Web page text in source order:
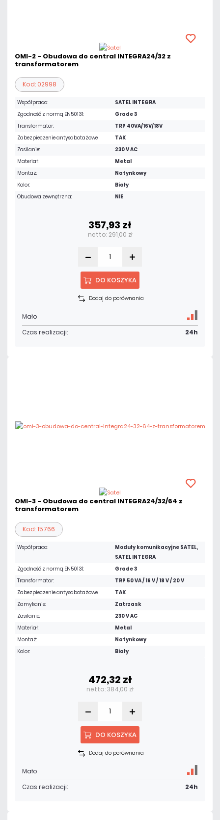
OMI-2 - Obudowa do central INTEGRA24/32 z
transformatorem
Kod: 02998
Współpraca:
SATEL INTEGRA
Zgodność z normą EN50131:
Grade 3
Transformator:
TRP 40VA/16V/18V
Zabezpieczenie antysabotażowe:
TAK
Zasilanie:
230 V AC
Materiał:
Metal
Montaż:
Natynkowy
Kolor:
Biały
Obudowa zewnętrzna:
NIE
357,93 zł
netto: 291,00 zł
DO KOSZYKA
Dodaj do porównania
Mało
Czas realizacji:
24h
OMI-3 - Obudowa do central INTEGRA24/32/64 z
transformatorem
Kod: 15766
Współpraca:
Moduły komunikacyjne SATEL,
SATEL INTEGRA
Zgodność z normą EN50131:
Grade 3
Transformator:
TRP 50 VA / 16 V / 18 V / 20 V
Zabezpieczenie antysabotażowe:
TAK
Zamykanie:
Zatrzask
Zasilanie:
230 V AC
Materiał:
Metal
Montaż:
Natynkowy
Kolor:
Biały
472,32 zł
netto: 384,00 zł
DO KOSZYKA
Dodaj do porównania
Mało
Czas realizacji:
24h